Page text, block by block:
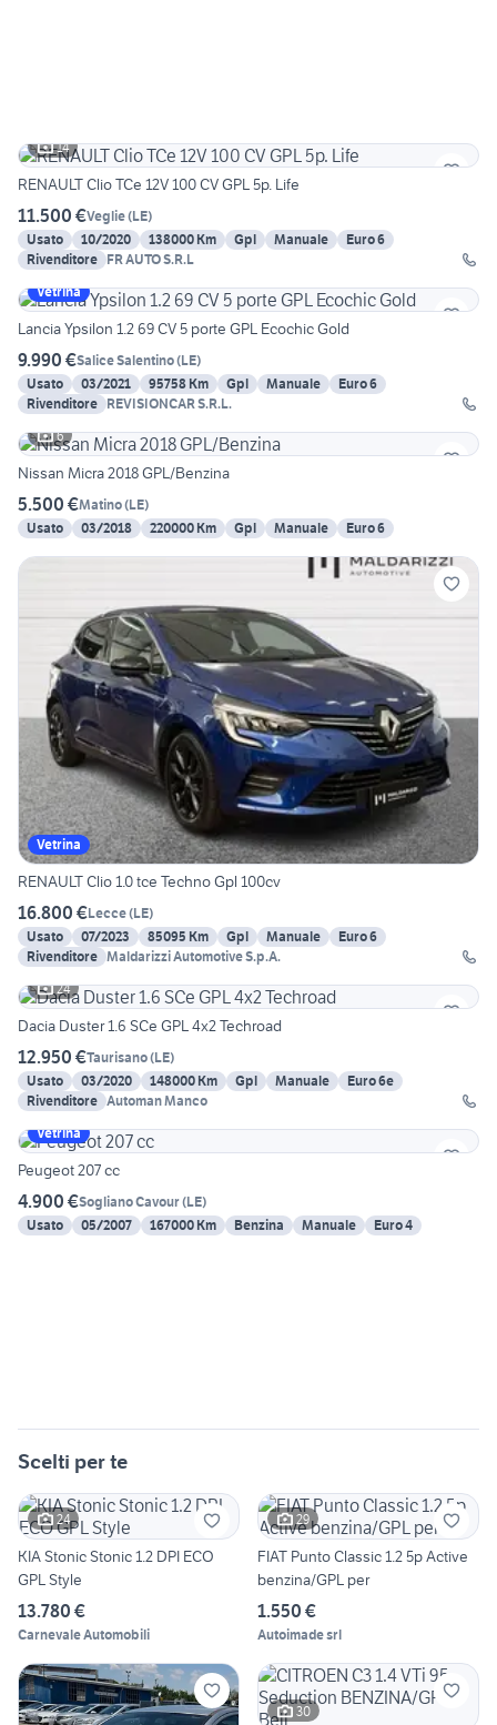
14
RENAULT Clio TCe 12V 100 CV GPL 5p. Life
11.500 €Veglie(LE)
Usato
10/2020 138000 Km Gpl Manuale
Euro 6
Rivenditore FR AUTO S.R.L
Vetrina
Lancia Ypsilon 1.2 69 CV 5 porte GPL Ecochic Gold
9.990 €Salice Salentino(LE)
Usato
03/2021 95758 Km Gpl Manuale
Euro 6
Rivenditore REVISIONCAR S.R.L.
6
Nissan Micra 2018 GPL/Benzina
5.500 €Matino(LE)
Usato
03/2018 220000 Km Gpl Manuale Euro 6
Vetrina
RENAULT Clio 1.0 tce Techno Gpl 100cv
16.800 €Lecce(LE)
Usato
07/2023 85095 Km Gpl Manuale
Euro 6
Rivenditore Maldarizzi Automotive S.p.A.
24
Dacia Duster 1.6 SCe GPL 4x2 Techroad
12.950 €Taurisano(LE)
Usato
03/2020 148000 Km Gpl Manuale
Euro 6e
Rivenditore Automan Manco
Vetrina
Peugeot 207 cc
4.900 €Sogliano Cavour(LE)
Usato
05/2007 167000 Km Benzina Manuale Euro 4
Scelti per te
24
KIA Stonic Stonic 1.2 DPI ECO
GPL Style
13.780 €
Carnevale Automobili
29
FIAT Punto Classic 1.2 5p Active
benzina/GPL per
1.550 €
Autoimade srl
30